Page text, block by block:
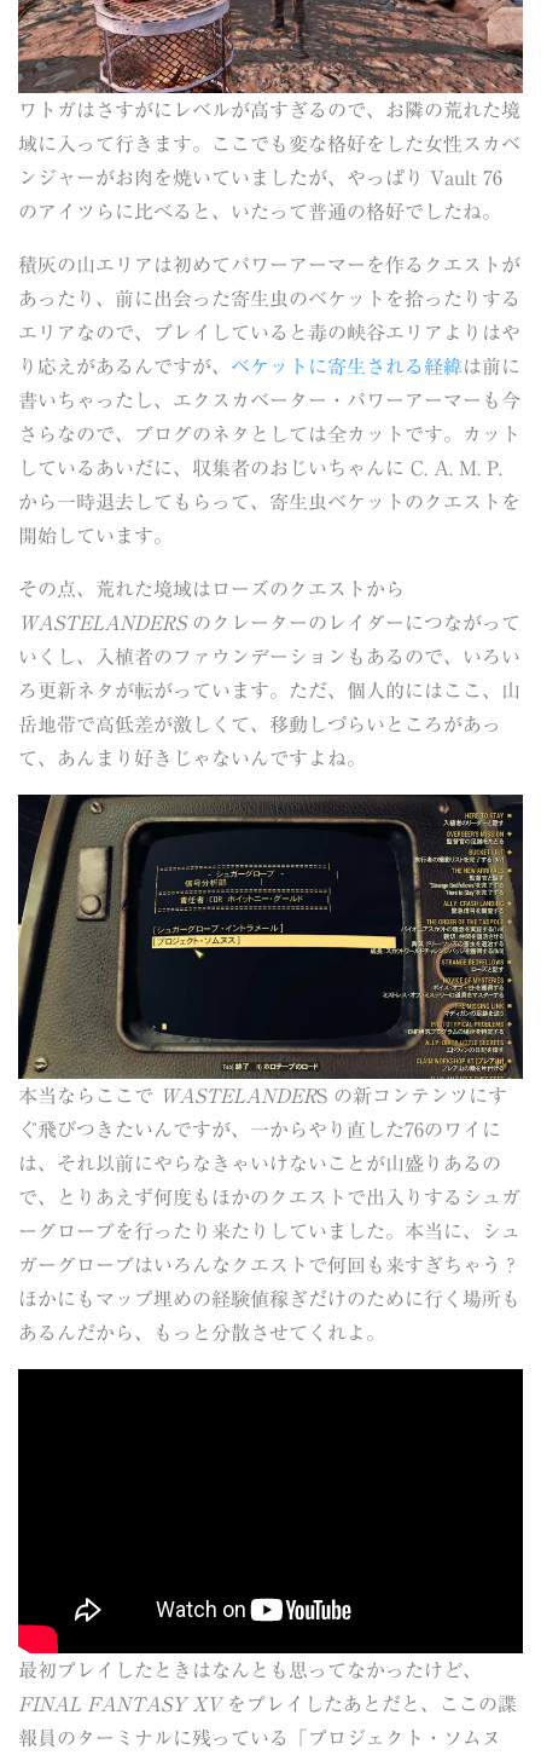
ワトガはさすがにレベルが高すぎるので、お隣の荒れた境
域に入って行きます。ここでも変な格好をした女性スカベ
ンジャーがお肉を焼いていましたが、やっぱり Vault 76
のアイツらに比べると、いたって普通の格好でしたね。
積灰の山エリアは初めてパワーアーマーを作るクエストが
あったり、前に出会った寄生虫のベケットを拾ったりする
エリアなので、プレイしていると毒の峡谷エリアよりはや
り応えがあるんですが、 ベケットに寄生される経緯は前に
書いちゃったし、エクスカベーター・パワーアーマーも今
さらなので、ブログのネタとしては全カットです。カット
しているあいだに、収集者のおじいちゃんに C. A. M. P.
から一時退去してもらって、寄生虫ベケットのクエストを
開始しています。
その点、荒れた境域はローズのクエストから
WASTELANDERSのクレーターのレイダーにつながって
いくし、入植者のファウンデーションもあるので、いろい
ろ更新ネタが転がっています。ただ、個人的にはここ、山
岳地帯で高低差が激しくて、移動しづらいところがあっ
て、あんまり好きじゃないんですよね。
本当ならここで WASTELANDERS の新コンテンツにす
ぐ飛びつきたいんですが、一からやり直した76のワイに
は、それ以前にやらなきゃいけないことが山盛りあるの
で、とりあえず何度もほかのクエストで出入りするシュガ
ーグローブを行ったり来たりしていました。本当に、シュ
ガーグローブはいろんなクエストで何回も来すぎちゃう？
ほかにもマップ埋めの経験値稼ぎだけのために行く場所も
あるんだから、もっと分散させてくれよ。
最初プレイしたときはなんとも思ってなかったけど、
FINAL FANTASY XVをプレイしたあとだと、ここの諜
報員のターミナルに残っている「プロジェクト・ソムヌ